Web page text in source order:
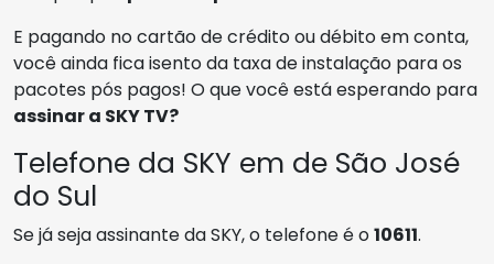
E pagando no cartão de crédito ou débito em conta,
você ainda fica isento da taxa de instalação para os
pacotes pós pagos! O que você está esperando para
assinar a SKY TV?
Telefone da SKY em de São José
do Sul
Se já seja assinante da SKY, o telefone é o10611.